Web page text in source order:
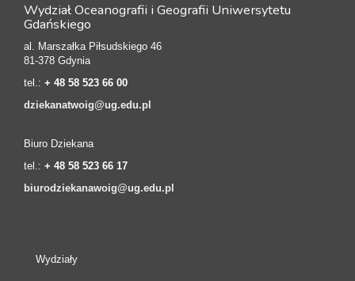
Wydział Oceanografii i Geografii Uniwersytetu
Gdańskiego
al. Marszałka Piłsudskiego 46
81-378 Gdynia
tel.: + 48 58 523 66 00
dziekanatwoig@ug.edu.pl
Biuro Dziekana
tel.: + 48 58 523 66 17
biurodziekanawoig@ug.edu.pl
Wydziały